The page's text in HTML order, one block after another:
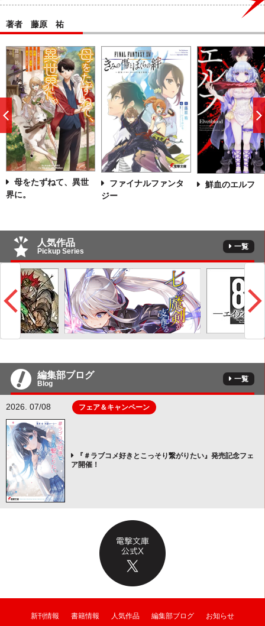
著者 藤原 祐
母をたずねて、異世
界に。
ファイナルファンタ
ジー
鮮血のエルフ
前
へ
人気作品
Pickup Series
一覧
編集部ブログ
Blog
一覧
2026. 07/08 フェア＆キャンペーン
『＃ラブコメ好きとこっそり繋がりたい』発売記念フェ
ア開催！
新刊情報 書籍情報 人気作品 編集部ブログ お知らせ